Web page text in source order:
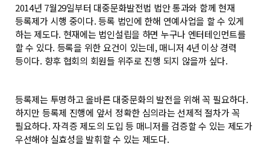
2014년 7월29일부터 대중문화발전법 법안 통과와 함께 현재
등록제가 시행 중이다. 등록 법인에 한해 연예사업을 할 수 있게
하는 제도다. 현재에는 법인설립을 하면 누구나 엔터테인먼트를
할 수 있다. 등록을 위한 요건이 있는데, 매니저 4년 이상 경력
등이다. 향후 협회의 회원들 위주로 진행 되지 않을까 싶다.
등록제는 투명하고 올바른 대중문화의 발전을 위해 꼭 필요하다.
하지만 등록제 진행에 앞서 정확한 심의라는 선제적 절차가 꼭
필요하다. 자격증 제도의 도입 등 매니저를 검증할 수 있는 제도가
우선해야 실효성을 발휘할 수 있는 제도다.